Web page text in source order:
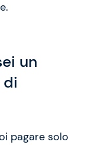
un
pagare solo